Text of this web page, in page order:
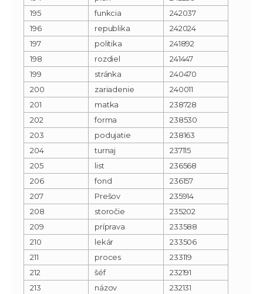
195
funkcia
242037
196
republika
242024
197
politika
241892
198
rozdiel
241447
199
stránka
240470
200
zariadenie
240011
201
matka
238728
202
forma
238530
203
podujatie
238163
204
turnaj
237115
205
list
236568
206
fond
236157
207
Prešov
235914
208
storočie
235202
209
príprava
233588
210
lekár
233506
211
proces
233119
212
šéf
232191
213
názov
232131